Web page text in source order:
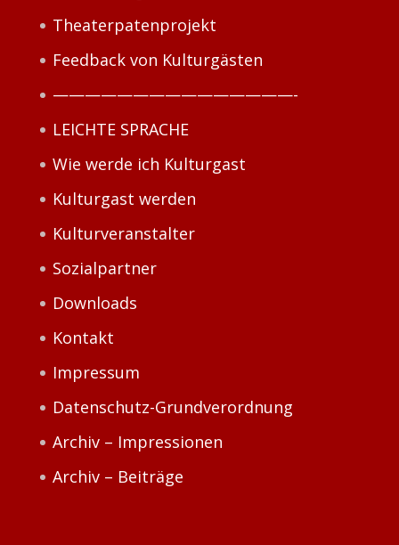
Theaterpatenprojekt
Feedback von Kulturgästen
———————————————-
LEICHTE SPRACHE
Wie werde ich Kulturgast
Kulturgast werden
Kulturveranstalter
Sozialpartner
Downloads
Kontakt
Impressum
Datenschutz-Grundverordnung
Archiv – Impressionen
Archiv – Beiträge